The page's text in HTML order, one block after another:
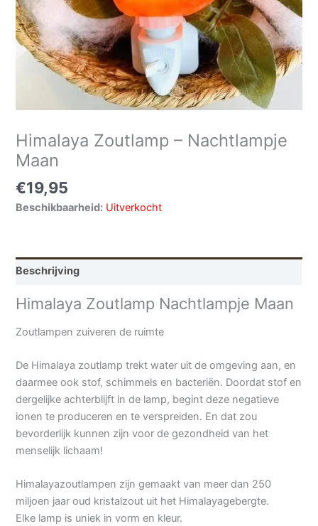
Himalaya Zoutlamp – Nachtlampje
Maan
€19,95
Beschikbaarheid: Uitverkocht
Beschrijving
Himalaya Zoutlamp Nachtlampje Maan
Zoutlampen zuiveren de ruimte
De Himalaya zoutlamp trekt water uit de omgeving aan, en
daarmee ook stof, schimmels en bacteriën. Doordat stof en
dergelijke achterblijft in de lamp, begint deze negatieve
ionen te produceren en te verspreiden. En dat zou
bevorderlijk kunnen zijn voor de gezondheid van het
menselijk lichaam!
Himalayazoutlampen zijn gemaakt van meer dan 250
miljoen jaar oud kristalzout uit het Himalayagebergte.
Elke lamp is uniek in vorm en kleur.